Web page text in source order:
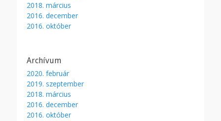
2018. március
2016. december
2016. október
Archívum
2020. február
2019. szeptember
2018. március
2016. december
2016. október